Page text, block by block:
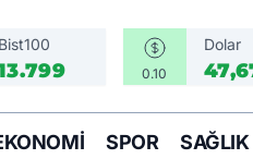
Bist100
0.10
Dolar
SPOR SAĞLIK